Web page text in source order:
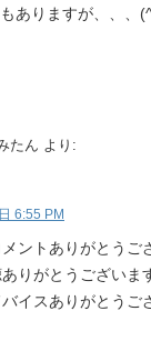
ありますが、、、
たん より:
6:55 PM
ントありがとうご
ありがとうございま
イスありがとうご